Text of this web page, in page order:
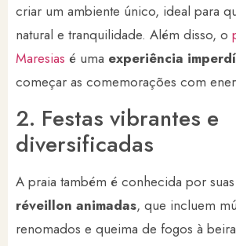
criar um ambiente único, ideal para
natural e tranquilidade. Além disso, o
Maresias é uma experiência
começar as comemorações com
2. Festas vibrantes e
diversificadas
A praia também é conhecida por suas
réveillon animadas, que incluem
renomados e queima de fogos à